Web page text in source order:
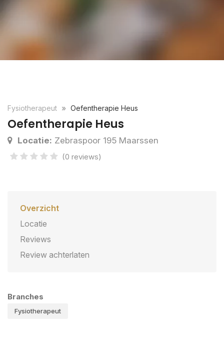
Fysiotherapeut Oefentherapie Heus
Oefentherapie Heus
Locatie: Zebraspoor 195 Maarssen
(0 reviews)
Overzicht
Locatie
Reviews
Review achterlaten
Branches
Fysiotherapeut